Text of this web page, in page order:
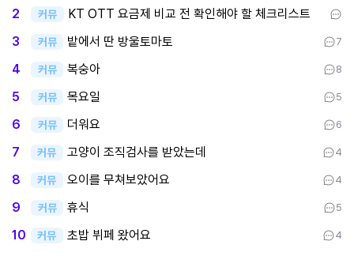
2 커뮤
KT OTT 요금제 비교 전 확인해야 할 체크리스트
3
커뮤 밭에서 딴 방울토마토 7
4 커뮤 복숭아 8
5 커뮤 목요일 5
6 커뮤 더워요 6
7 커뮤 고양이 조직검사를 받았는데 4
8 커뮤 오이를 무쳐보았어요 4
9 커뮤 휴식 5
10 커뮤 초밥 뷔페 왔어요 4